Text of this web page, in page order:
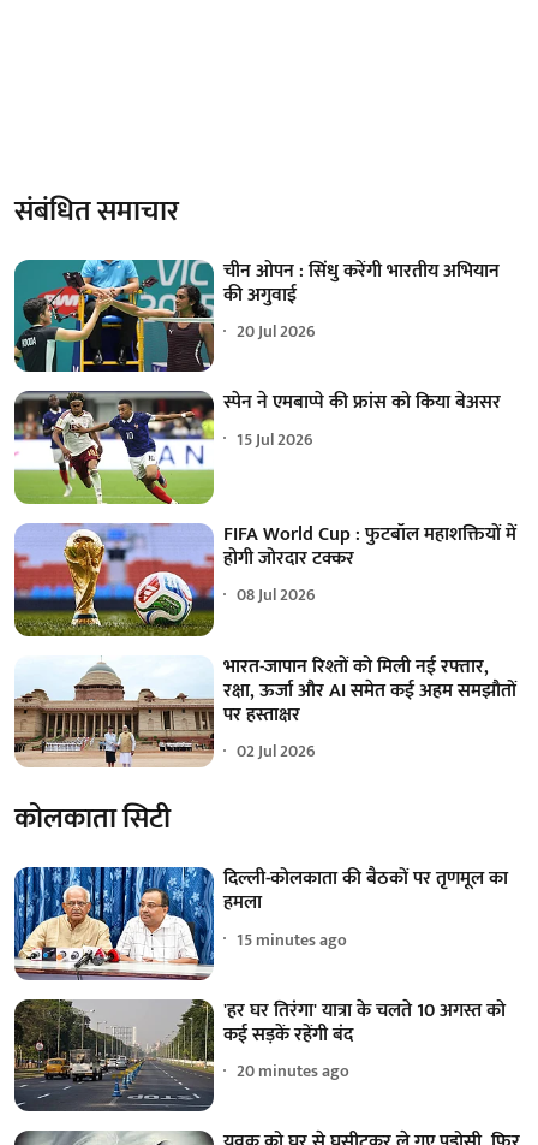
संबंधित समाचार
चीन ओपन : सिंधु करेंगी भारतीय अभियान
की अगुवाई
20 Jul 2026
स्पेन ने एमबाप्पे की फ्रांस को किया बेअसर
15 Jul 2026
FIFA World Cup : फुटबॉल महाशक्तियों में
होगी जोरदार टक्कर
08 Jul 2026
भारत-जापान रिश्तों को मिली नई रफ्तार,
रक्षा, ऊर्जा और AI समेत कई अहम समझौतों
पर हस्ताक्षर
02 Jul 2026
कोलकाता सिटी
दिल्ली-कोलकाता की बैठकों पर तृणमूल का
हमला
15 minutes ago
'हर घर तिरंगा' यात्रा के चलते 10 अगस्त को
कई सड़कें रहेंगी बंद
20 minutes ago